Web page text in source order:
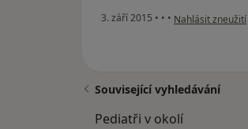
3. září 2015 • • • podle názoru
Nahlásit zneužití
Související vyhledávání
Pediatři v okolí